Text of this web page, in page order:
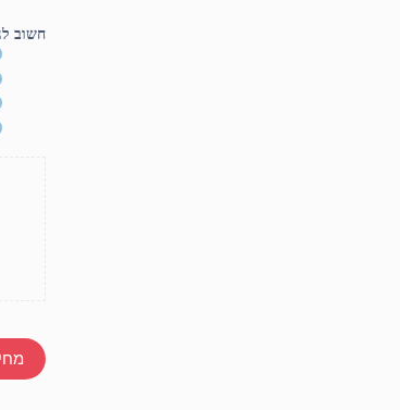
3
מטרים
TYPE-
חשוב